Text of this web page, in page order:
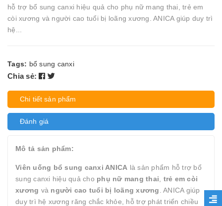
hỗ trợ bổ sung canxi hiệu quả cho phụ nữ mang thai, trẻ em
còi xương và người cao tuổi bị loãng xương. ANICA giúp duy trì
hệ...
Tags: bổ sung canxi
Chia sẻ:
Chi tiết sản phẩm
Đánh giá
Mô tả sản phẩm:
Viên uống bổ sung canxi ANICA là sản phẩm hỗ trợ bổ
sung canxi hiệu quả cho phụ nữ mang thai
trẻ em còi
xương và người cao tuổi bị loãng xương . ANICA giúp
duy trì hệ xương răng chắc khỏe, hỗ trợ phát triển chiều